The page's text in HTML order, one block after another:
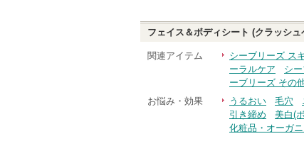
フェイス＆ボディシート (クラッシュ
関連アイテム シーブリーズ ス
ーラルケア
シ
ーブリーズ その
お悩み・効果
うるおい 毛穴
引き締め
美白(
化粧品・オーガ